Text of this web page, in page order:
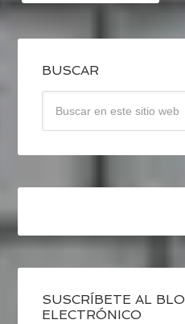
BUSCAR
SUSCRÍBETE AL
ELECTRÓNICO